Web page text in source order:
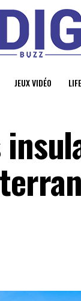
JEUX VIDÉO